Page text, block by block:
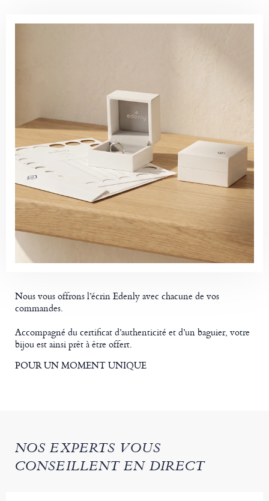
Nous vous offrons l’écrin Edenly avec chacune de vos
commandes.
Accompagné du certificat d’authenticité et d’un baguier, votre
bijou est ainsi prêt à être offert.
POUR UN MOMENT UNIQUE
NOS EXPERTS VOUS
CONSEILLENT EN DIRECT